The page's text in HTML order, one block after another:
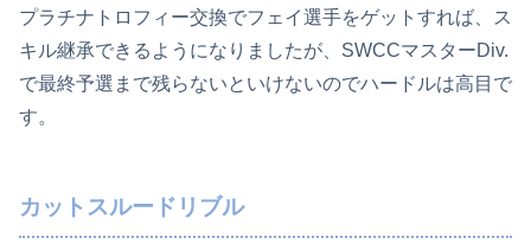
プラチナトロフィー交換でフェイ選手をゲットすれば、ス
キル継承できるようになりましたが、SWCCマスターDiv.
で最終予選まで残らないといけないのでハードルは高目で
す。
カットスルードリブル